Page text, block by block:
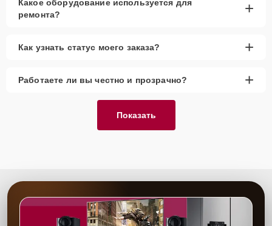
Какое оборудование используется для
ремонта?
+
Как узнать статус моего заказа? +
Работаете ли вы честно и прозрачно? +
Показать